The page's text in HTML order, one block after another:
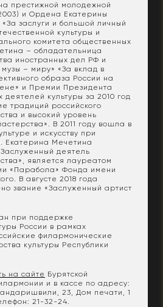
престижной молодежной
и Ордена Екатерины
заслуги и большой личный
культуры и
комитета общественных
– обладательница
иностранных дел РФ и
– миру» «За вклад в
образа России на
и Премии Президента
деятелей культуры за 2010 год
традиций российского
и высокий уровень
В 2011 году вошла в
и искусству при
Екатерина Мечетина
деятель
является лауреатом
«Парабола» Фонда имени
В августе 2018 года
звание «Заслуженный артист
при поддержке
России в рамках
филармонические
культуры Республики
на сайте Бурятской
и в кассе по адресу:
23, Дом печати, 1
21-32-24.